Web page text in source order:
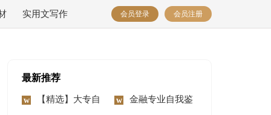
实用文写作 会员登录 会员注册
最新推荐
【精选】大专自 金融专业自我鉴